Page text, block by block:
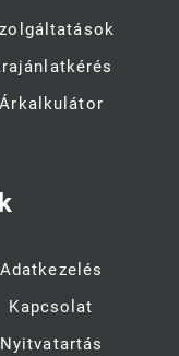
Árkalkulátor
Adatkezelés
Kapcsolat
Nyitvatartás